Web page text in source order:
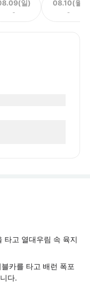
일)
-
08.10(월)
-
타고 열대우림 속 육지
카를 타고 배런 폭포
다.